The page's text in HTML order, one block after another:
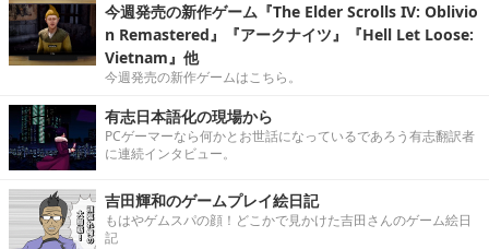
今週発売の新作ゲーム『The Elder Scrolls IV: Oblivio
n Remastered』『アークナイツ』『Hell Let Loose:
Vietnam』他
今週発売の新作ゲームはこちら。
有志日本語化の現場から
PCゲーマーなら何かとお世話になっているであろう有志翻訳者
に連続インタビュー。
吉田輝和のゲームプレイ絵日記
もはやゲムスパの顔！どこかで見かけた吉田さんのゲーム絵日
記